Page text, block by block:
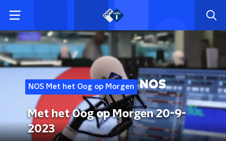
NOS Met het Oog op Morgen
Met het Oog op Morgen 20-9-
2023